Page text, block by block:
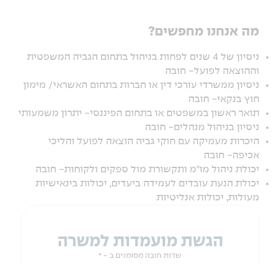
מה אנחנו מחפשים?
ניסיון של 4 שנים לפחות בניהול בתחום הגביה המשפטית
וההוצאה לפועל- חובה
ניסיון ממשרדי עורכי דין או חברות בתחום האשראי/ מימון
חוץ בנקאי- חובה
תואר ראשון במשפטים או בתחום הפיננסי- יתרון משמעותי
ניסיון בניהול מנהלים- חובה
היכרות מעמיקה עם חוקי גביה הוצאה לפועל והליכי
אכיפה- חובה
יכולת ניהול מו"מ ותקשורת מול ספקים ולקוחות- חובה
יכולת הנעת עובדים לעמידה ביעדים, יכולות בינאישיות
מעולות, יכולות אנליטיות
הגשת מועמדות למשרה
שדות חובה מסומנים ב - *